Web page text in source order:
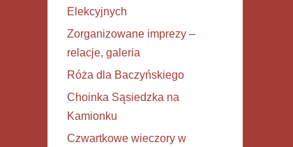
Elekcyjnych
Zorganizowane imprezy –
relacje, galeria
Róża dla Baczyńskiego
Choinka Sąsiedzka na
Kamionku
Czwartkowe wieczory w